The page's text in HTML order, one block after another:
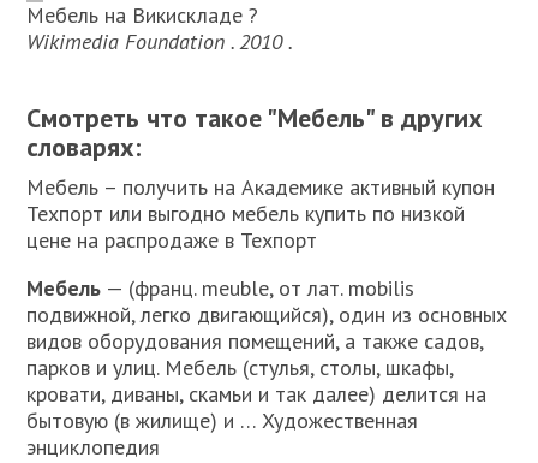
Мебель на Викискладе ?
Wikimedia Foundation . 2010 .
Смотреть что такое "Мебель" в других
словарях:
Мебель – получить на Академике активный купон
Техпорт или выгодно мебель купить по низкой
цене на распродаже в Техпорт
Мебель — (франц. meuble, от лат. mobilis
подвижной, легко двигающийся), один из основных
видов оборудования помещений, а также садов,
парков и улиц. Мебель (стулья, столы, шкафы,
кровати, диваны, скамьи и так далее) делится на
бытовую (в жилище) и … Художественная
энциклопедия